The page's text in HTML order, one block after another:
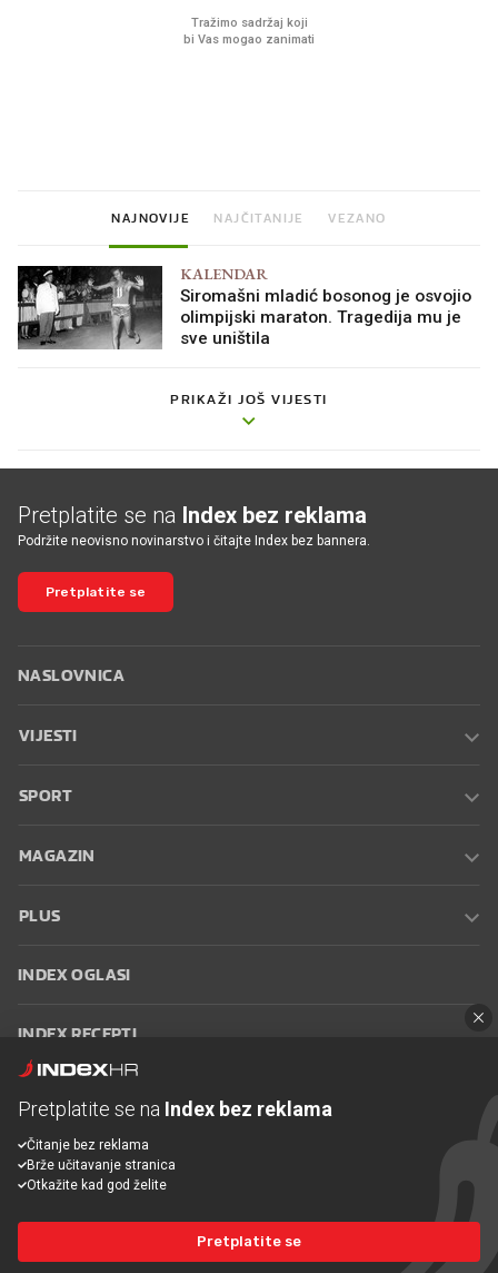
NAJNOVIJE NAJČITANIJE VEZANO
KALENDAR
Siromašni mladić bosonog je osvojio
olimpijski maraton. Tragedija mu je
sve uništila
PRIKAŽI JOŠ VIJESTI
Pretplatite se na Index bez reklama
Podržite neovisno novinarstvo i čitajte Index bez bannera.
Pretplatite se
NASLOVNICA
VIJESTI
SPORT
MAGAZIN
PLUS
INDEX OGLASI
INDEX RECEPTI
Oglašavanje Zaposli se na Indexu
korištenja
Postavke kolačića
© 2026 Index
Pretplatite se na Index bez reklama
Čitanje bez reklama
Brže učitavanje stranica
Otkažite kad god želite
Pretplatite se